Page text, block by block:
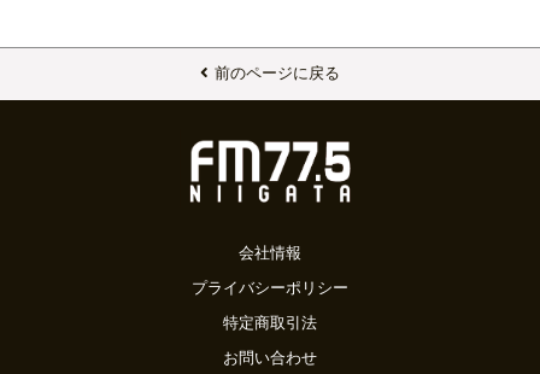
前のページに戻る
会社情報
プライバシーポリシー
特定商取引法
お問い合わせ